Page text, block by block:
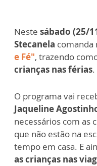
Neste sábado (25/
Stecanela comanda
e Fé", trazendo
crianças nas férias.
O programa vai
Jaqueline
necessários com as
que não estão na
tempo em casa. E
as crianças nas